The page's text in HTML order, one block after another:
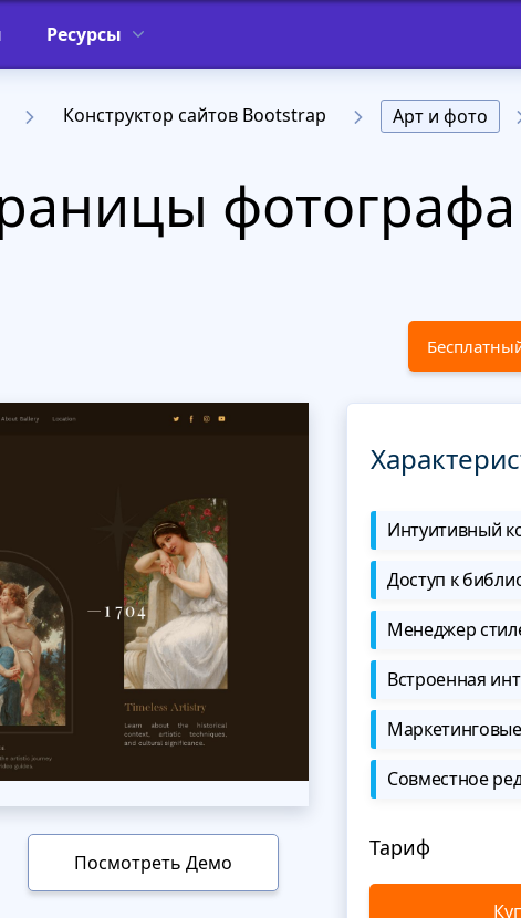
Ресурсы
Конструктор сайтов Bootstrap Арт и фото
Посмотреть Демо
Интуитивный
Доступ к
Менеджер
Встроенная
Совместное
Тариф